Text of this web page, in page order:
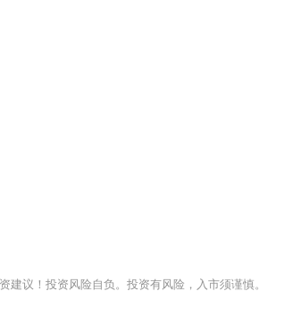
建议！投资风险自负。投资有风险，入市须谨慎。